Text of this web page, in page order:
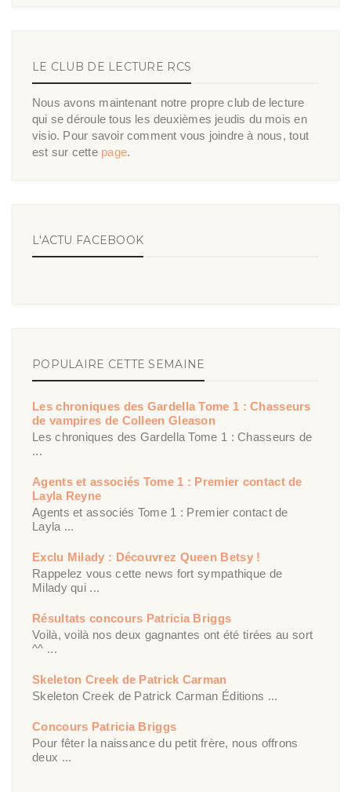
LE CLUB DE LECTURE RCS
Nous avons maintenant notre propre club de lecture
qui se déroule tous les deuxièmes jeudis du mois en
visio. Pour savoir comment vous joindre à nous, tout
est sur cette page.
L'ACTU FACEBOOK
POPULAIRE CETTE SEMAINE
Les chroniques des Gardella Tome 1 : Chasseurs
de vampires de Colleen Gleason
Les chroniques des Gardella Tome 1 : Chasseurs de
...
Agents et associés Tome 1 : Premier contact de
Layla Reyne
Agents et associés Tome 1 : Premier contact de
Layla ...
Exclu Milady : Découvrez Queen Betsy !
Rappelez vous cette news fort sympathique de
Milady qui ...
Résultats concours Patricia Briggs
Voilà, voilà nos deux gagnantes ont été tirées au sort
^^ ...
Skeleton Creek de Patrick Carman
Skeleton Creek de Patrick Carman Éditions ...
Concours Patricia Briggs
Pour fêter la naissance du petit frère, nous offrons
deux ...